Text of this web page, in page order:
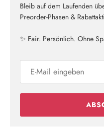
Bleib auf dem Laufenden
Preorder-Phasen &
✨ Fair. Persönlich. Ohne